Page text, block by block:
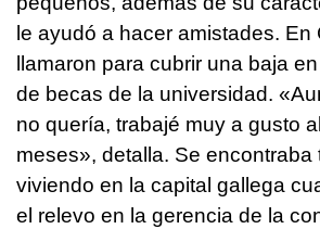
le ayudó a hacer amistades. En
llamaron para cubrir una baja
de becas de la universidad.
no quería, trabajé muy a gusto
meses», detalla. Se encontraba
viviendo en la capital gallega
el relevo en la gerencia de la